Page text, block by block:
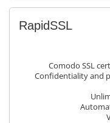
RapidSSL
Comodo SSL
Confidentiality and